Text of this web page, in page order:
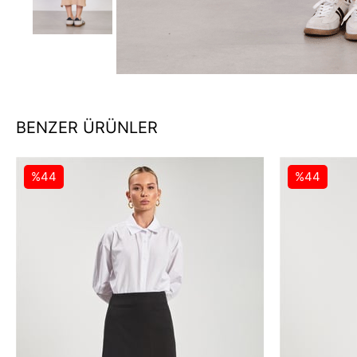
BENZER ÜRÜNLER
%44 %44